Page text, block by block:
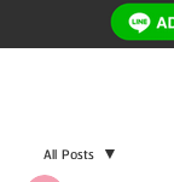
All Posts